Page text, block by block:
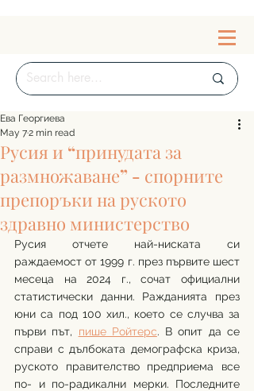
Русия и “принудата за
размножаване” - спорните
препоръки на руското
здравно министерство
Ева Георгиева
May 72 min read
Русия отчете най-ниската си
раждаемост от 1999 г. през първите шест
месеца на 2024 г., сочат официални
статистически данни. Ражданията през
юни са под 100 хил., което се случва за
първи път, пише Ройтерс. В опит да се
справи с дълбоката демографска криза,
руското правителство предприема все
по- и по-радикални мерки. Последните